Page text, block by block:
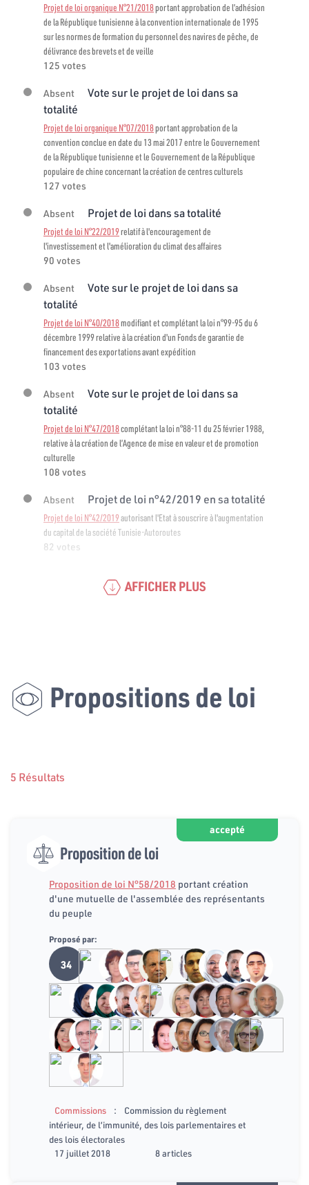
Projet de loi organique N°21/2018portant approbation de l’adhésion
de la République tunisienne à la convention internationale de 1995
sur les normes de formation du personnel des navires de pêche, de
délivrance des brevets et de veille
125 votes
Absent
Vote sur le projet de loi dans sa
totalité
Projet de loi organique N°07/2018portant approbation de la
convention conclue en date du 13 mai 2017 entre le Gouvernement
de la République tunisienne et le Gouvernement de la République
populaire de chine concernant la création de centres culturels
127 votes
Absent Projet de loi dans sa totalité
Projet de loi N°22/2019relatif à l'encouragement de
l'investissement et l'amélioration du climat des affaires
90 votes
Absent
Vote sur le projet de loi dans sa
totalité
Projet de loi N°40/2018modifiant et complétant la loi n°99-95 du 6
décembre 1999 relative à la création d'un Fonds de garantie de
financement des exportations avant expédition
103 votes
Absent
Vote sur le projet de loi dans sa
totalité
Projet de loi N°47/2018complétant la loi n°88-11 du 25 février 1988,
relative à la création de l’Agence de mise en valeur et de promotion
culturelle
108 votes
Absent Projet de loi n°42/2019 en sa totalité
Projet de loi N°42/2019autorisant l'Etat à souscrire à l'augmentation
du capital de la société Tunisie-Autoroutes
82 votes
AFFICHER PLUS
Propositions de loi
5 Résultats
accepté
Proposition de loi
Proposition de loi N°58/2018 portant création
d'une mutuelle de l'assemblée des représentants
du peuple
Proposé par:
34
Commissions :
Commission du règlement
intérieur, de l’immunité, des lois parlementaires et
des lois électorales
17 juillet 2018
8 articles